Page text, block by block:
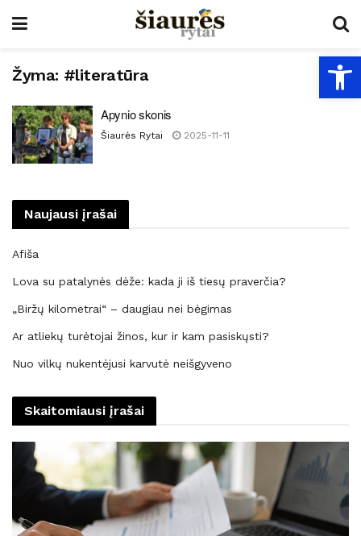
Žyma: #literatūra
Apynio skonis
Šiaurės Rytai 2025-11-11
Naujausi įrašai
Afiša
Lova su patalynės dėže: kada ji iš tiesų praverčia?
„Biržų kilometrai“ – daugiau nei bėgimas
Ar atliekų turėtojai žinos, kur ir kam pasiskųsti?
Nuo vilkų nukentėjusi karvutė neišgyveno
Skaitomiausi įrašai